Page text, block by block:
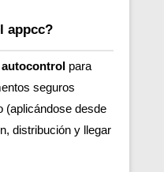
appcc?
autocontrol para
seguros
(aplicándose desde
distribución y llegar